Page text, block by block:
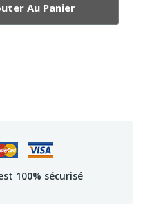
Au Panier
100% sécurisé